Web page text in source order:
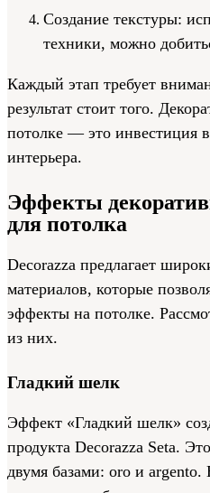
Создание текстуры:
техники, можно
Каждый этап требует
результат стоит того.
потолке — это инвестиция в
интерьера.
Эффекты
для потолка
Decorazza предлагает
материалов, которые
эффекты на потолке.
из них.
Гладкий шелк
Эффект «Гладкий шелк»
продукта Decorazza Seta.
двумя базами: oro и argento.